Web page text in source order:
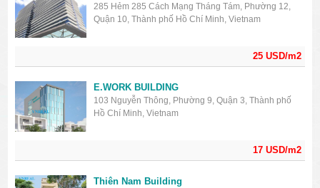
25 USD/m2
285 Hẻm 285 Cách Mạng Tháng Tám, Phường 12,
Quận 10, Thành phố Hồ Chí Minh, Vietnam
17 USD/m2
E.WORK BUILDING
103 Nguyễn Thông, Phường 9, Quận 3, Thành phố
Hồ Chí Minh, Vietnam
Thiên Nam Building